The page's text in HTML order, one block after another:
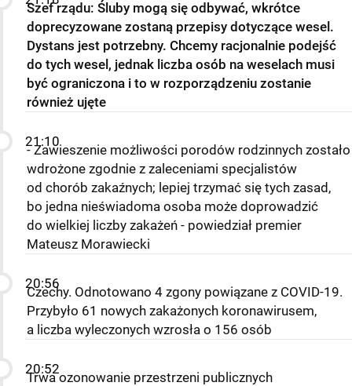
Szef rządu: Śluby mogą się odbywać, wkrótce
doprecyzowane zostaną przepisy dotyczące wesel.
Dystans jest potrzebny. Chcemy racjonalnie podejść
do tych wesel, jednak liczba osób na weselach musi
być ograniczona i to w rozporządzeniu zostanie
również ujęte
21:10
- Zawieszenie możliwości porodów rodzinnych zostało
wdrożone zgodnie z zaleceniami specjalistów
od chorób zakaźnych; lepiej trzymać się tych zasad,
bo jedna nieświadoma osoba może doprowadzić
do wielkiej liczby zakażeń - powiedział premier
Mateusz Morawiecki
20:56
Czechy. Odnotowano 4 zgony powiązane z COVID-19.
Przybyło 61 nowych zakażonych koronawirusem,
a liczba wyleczonych wzrosła o 156 osób
20:52
Trwa ozonowanie przestrzeni publicznych